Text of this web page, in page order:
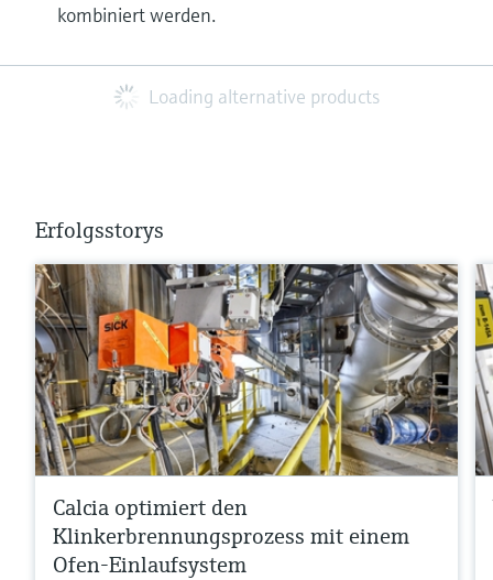
kombiniert werden.
Loading alternative products
Erfolgsstorys
Calcia optimiert den
Klinkerbrennungsprozess mit einem
Ofen-Einlaufsystem